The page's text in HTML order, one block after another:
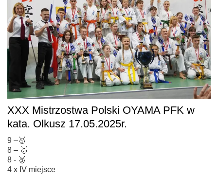
XXX Mistrzostwa Polski OYAMA PFK w
kata. Olkusz 17.05.2025r.
9 –🥇
8 – 🥈
8 - 🥉
4 x IV miejsce